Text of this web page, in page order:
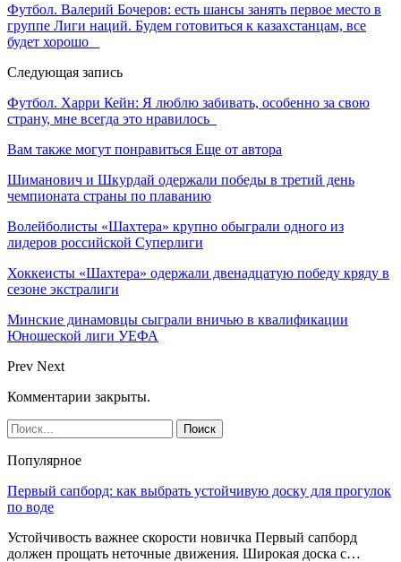
Футбол. Валерий Бочеров: есть шансы занять первое место в
группе Лиги наций. Будем готовиться к казахстанцам, все
будет хорошо
Следующая запись
Футбол. Харри Кейн: Я люблю забивать, особенно за свою
страну, мне всегда это нравилось
Вам также могут понравиться Еще от автора
Шиманович и Шкурдай одержали победы в третий день
чемпионата страны по плаванию
Волейболисты «Шахтера» крупно обыграли одного из
лидеров российской Суперлиги
Хоккеисты «Шахтера» одержали двенадцатую победу кряду в
сезоне экстралиги
Минские динамовцы сыграли вничью в квалификации
Юношеской лиги УЕФА
Prev Next
Комментарии закрыты.
Популярное
Первый сапборд: как выбрать устойчивую доску для прогулок
по воде
Устойчивость важнее скорости новичка Первый сапборд
должен прощать неточные движения. Широкая доска с…